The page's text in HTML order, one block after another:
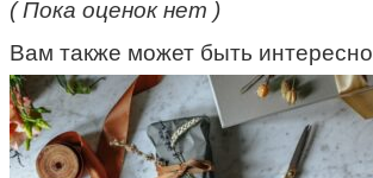
( Пока оценок нет )
Вам также может быть интересно